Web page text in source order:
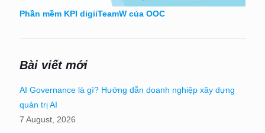
Phần mềm KPI digiiTeamW của OOC
Bài viết mới
AI Governance là gì? Hướng dẫn doanh nghiệp xây dựng
quản trị AI
7 August, 2026